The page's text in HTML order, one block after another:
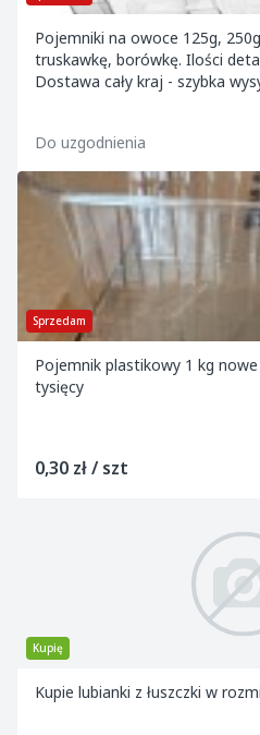
Pojemniki na owoce 125g,
truskawkę, borówkę. Ilości
Dostawa cały kraj - szybka
Do uzgodnienia
Sprzedam
Pojemnik plastikowy 1 kg
tysięcy
0,30 zł / szt
Kupię
Kupie lubianki z łuszczki w